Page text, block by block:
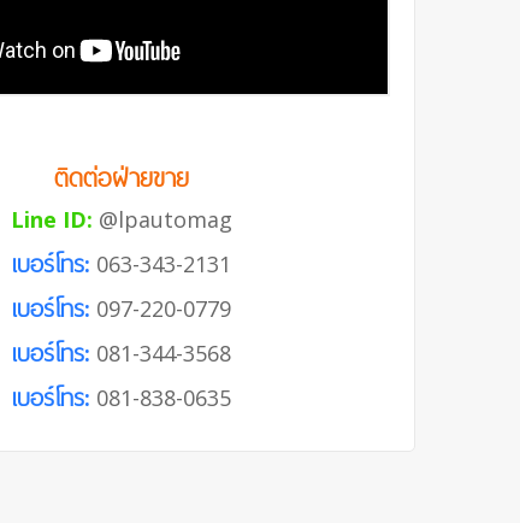
ติดต่อฝ่ายขาย
Line ID: @lpautomag
เบอร์โทร: 063-343-2131
เบอร์โทร: 097-220-0779
เบอร์โทร: 081-344-3568
เบอร์โทร: 081-838-0635